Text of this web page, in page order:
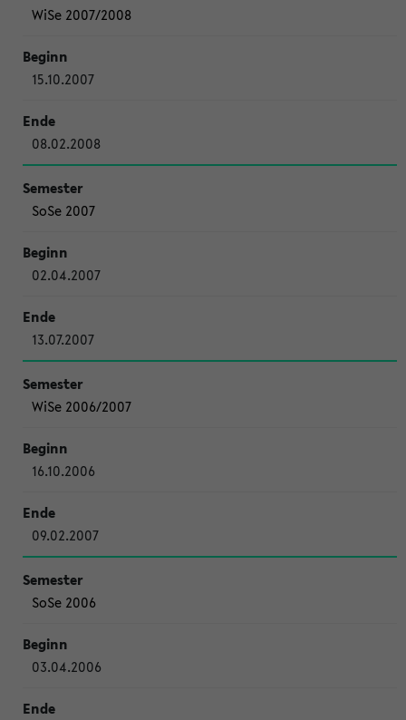
WiSe 2007/2008
15.10.2007
08.02.2008
SoSe 2007
02.04.2007
13.07.2007
WiSe 2006/2007
16.10.2006
09.02.2007
SoSe 2006
03.04.2006